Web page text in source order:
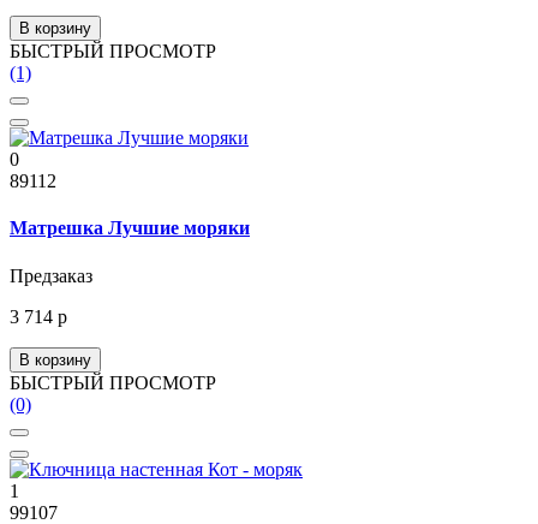
В корзину
БЫСТРЫЙ ПРОСМОТР
(1)
0
89112
Матрешка Лучшие моряки
Предзаказ
3 714 р
В корзину
БЫСТРЫЙ ПРОСМОТР
(0)
1
99107